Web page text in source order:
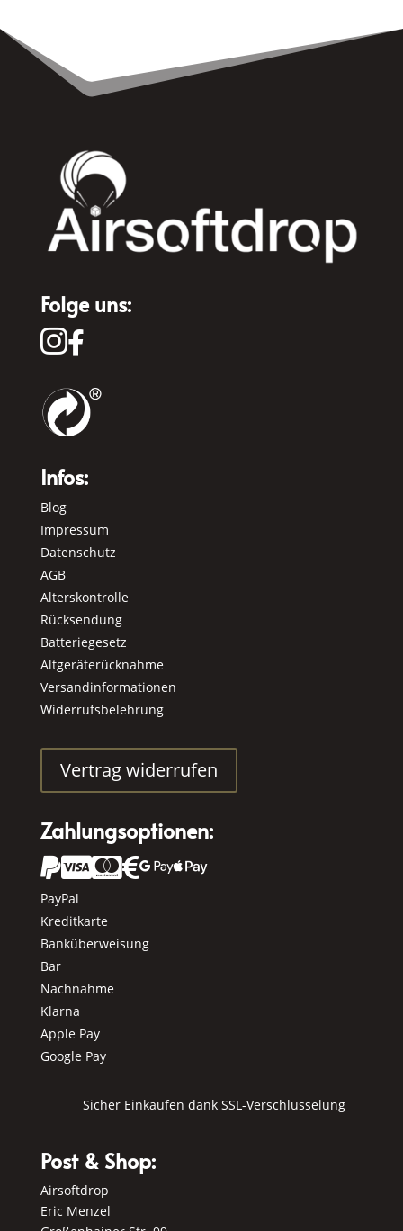
Folge uns:

Infos:
Blog
Impressum
Datenschutz
AGB
Alterskontrolle
Rücksendung
Batteriegesetz
Altgeräterücknahme
Versandinformationen
Widerrufsbelehrung
Vertrag widerrufen
Zahlungsoptionen:
 
PayPal
Kreditkarte
Banküberweisung
Bar
Nachnahme
Klarna
Apple Pay
Google Pay
Sicher Einkaufen dank SSL-Verschlüsselung
Post & Shop:
Airsoftdrop
Eric Menzel